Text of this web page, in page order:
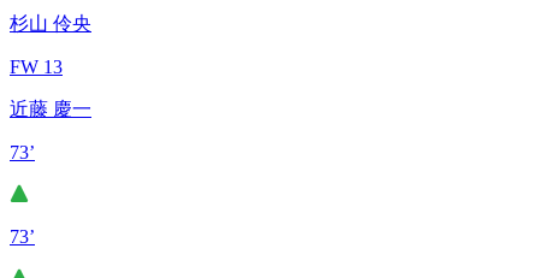
杉山 伶央
FW 13
近藤 慶一
73’
73’